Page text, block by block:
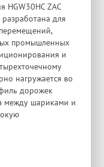
HGW30HC ZAC
для
промышленных
и
нагружается во
дорожек
между шариками и